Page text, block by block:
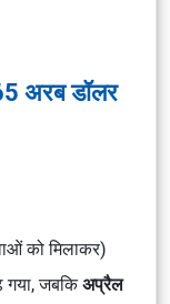
अरब डॉलर
को मिलाकर)
जबकिअप्रैल